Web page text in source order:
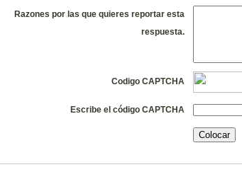
Razones por las que quieres reportar esta
respuesta.
Codigo CAPTCHA
Escribe el código CAPTCHA